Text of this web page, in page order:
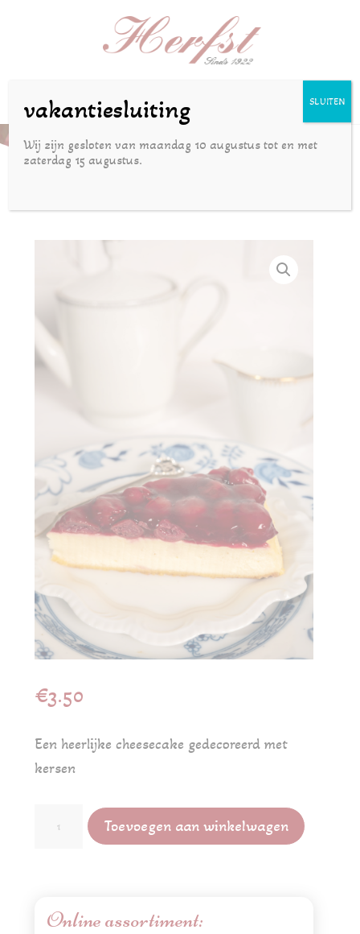
Cheesecake met kersen
€3.50
Een heerlijke cheesecake gedecoreerd met
kersen
Cheesecake
Toevoegen aan winkelwagen
Online assortiment:
vakantiesluiting
Wij zijn gesloten van maandag 10 augustus tot en met
zaterdag 15 augustus.
SLUITEN